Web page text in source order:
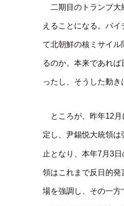
二期目のトランプ大
えることになる。バ
て北朝鮮の核ミサイ
るのか。本来であれ
ったし、そうした動き
ところが、昨年12月
定し、尹錫悦大統領
止となり、本年7月3
領はこれまで反日的
場を強調し、その一方